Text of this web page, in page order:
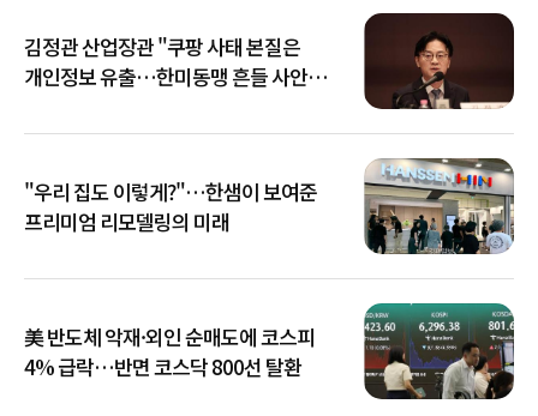
김정관 산업장관 "쿠팡 사태 본질은
개인정보 유출…한미동맹 흔들 사안
"우리 집도 이렇게?"…한샘이 보여준
프리미엄 리모델링의 미래
美 반도체 악재·외인 순매도에 코스피
4% 급락…반면 코스닥 800선 탈환